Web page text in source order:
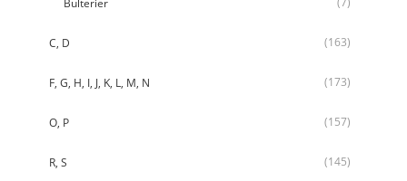
Bulterier
C, D (163)
F, G, H, I, J, K, L, M, N (173)
O, P (157)
R, S (145)